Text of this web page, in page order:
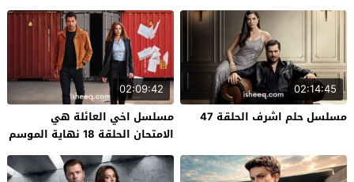
02:14:45
مسلسل حلم اشرف الحلقة 47
02:09:42
مسلسل اخي العائلة هي
الامتحان الحلقة 18 نهاية الموسم